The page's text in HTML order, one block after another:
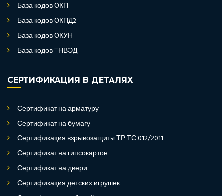
База кодов ОКП
База кодов ОКПД2
База кодов ОКУН
База кодов ТНВЭД
СЕРТИФИКАЦИЯ В ДЕТАЛЯХ
Сертификат на арматуру
Сертификат на бумагу
Сертификация взрывозащиты ТР ТС 012/2011
Сертификат на гипсокартон
Сертификат на двери
Сертификация детских игрушек